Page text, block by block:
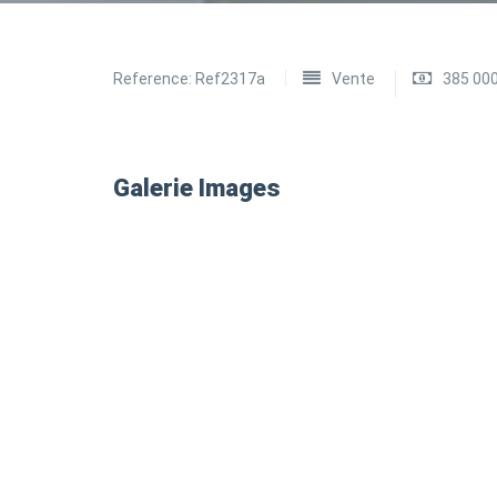
Reference: Ref2317a Vente 385
Galerie Images